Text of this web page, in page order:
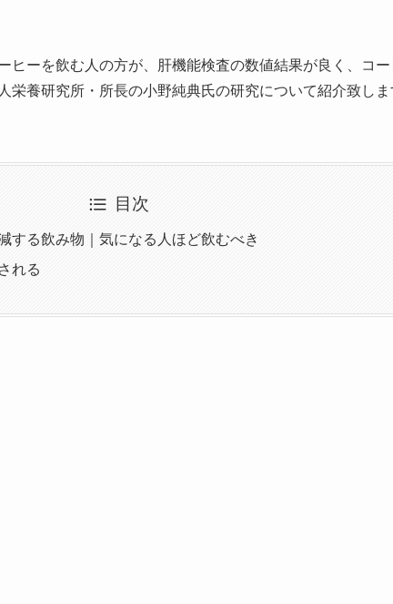
ヒーを飲む人の方が、肝機能検査の数値結果が良く、コ
栄養研究所・所長の小野純典氏の研究について紹介致しま
目次
する飲み物｜気になる人ほど飲むべき
れる